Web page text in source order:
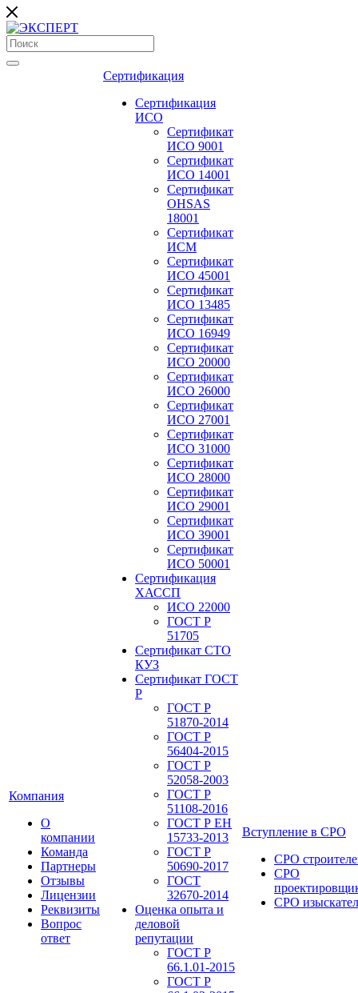
Компания
О
компании
Команда
Партнеры
Отзывы
Лицензии
Реквизиты
Вопрос
ответ
Сертификация
Сертификация
ИСО
Сертификат
ИСО 9001
Сертификат
ИСО 14001
Сертификат
OHSAS
18001
Сертификат
ИСМ
Сертификат
ИСО 45001
Сертификат
ИСО 13485
Сертификат
ИСО 16949
Сертификат
ИСО 20000
Сертификат
ИСО 26000
Сертификат
ИСО 27001
Сертификат
ИСО 31000
Сертификат
ИСО 28000
Сертификат
ИСО 29001
Сертификат
ИСО 39001
Сертификат
ИСО 50001
Сертификация
ХАССП
ИСО 22000
ГОСТ Р
51705
Сертификат СТО
КУЗ
Сертификат ГОСТ
Р
ГОСТ Р
51870-2014
ГОСТ Р
56404-2015
ГОСТ Р
52058-2003
ГОСТ Р
51108-2016
ГОСТ Р ЕН
15733-2013
ГОСТ Р
50690-2017
ГОСТ
32670-2014
Оценка опыта и
деловой
репутации
ГОСТ Р
66.1.01-2015
ГОСТ Р
Вступление в СРО
СРО
СРО
СРО